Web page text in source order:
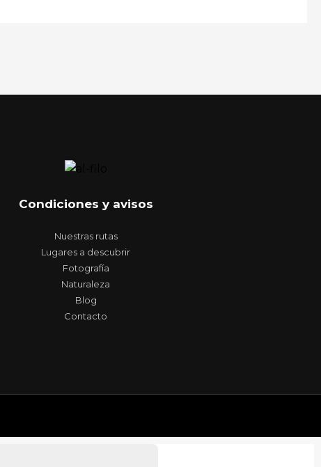
Condiciones y avisos
Nuestras rutas
Lugares a descubrir
Fotografía
Naturaleza
Blog
Contacto